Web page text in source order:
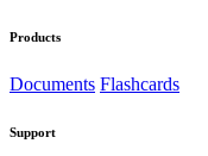
Products
Documents Flashcards
Support